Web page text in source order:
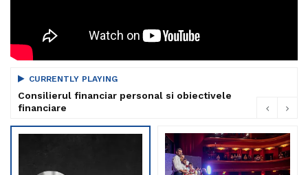
CURRENTLY PLAYING
Consilierul financiar personal si obiectivele
financiare